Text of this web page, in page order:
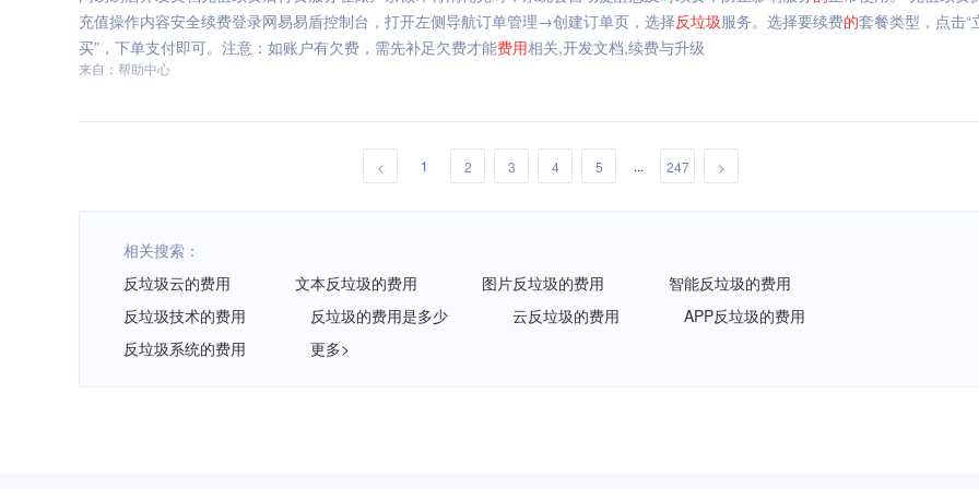
充值操作内容安全续费登录网易易盾控制台，打开左侧导航订单管理→创建订单页，选择反垃圾服务。选择要续费的套餐类型，点击“
买”，下单支付即可。注意：如账户有欠费，需先补足欠费才能费用相关,开发文档,续费与升级
来自：帮助中心
< 1 2 3 4 5 ... 247 >
相关搜索：
反垃圾云的费用
文本反垃圾的费用 图片反垃圾的费用
智能反垃圾的费用
反垃圾技术的费用
反垃圾的费用是多少 云反垃圾的费用
APP反垃圾的费用
反垃圾系统的费用
更多>